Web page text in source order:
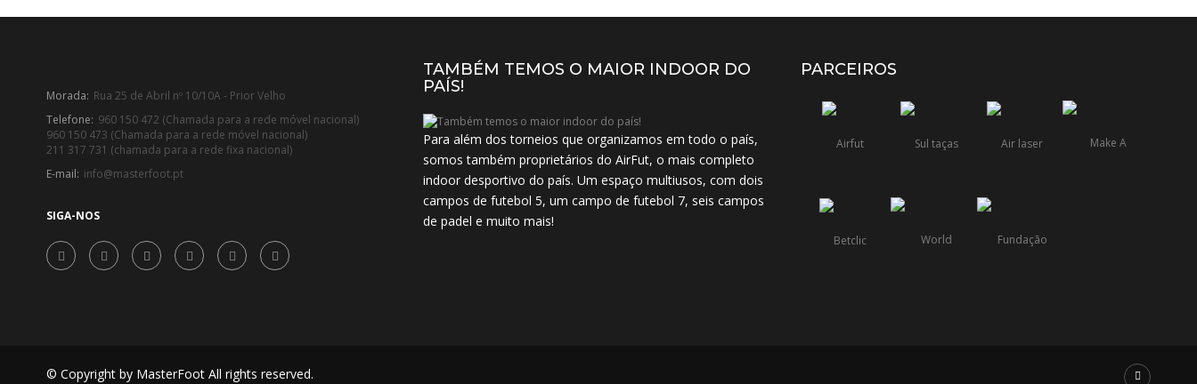
Morada: Rua 25 de Abril nº 10/10A - Prior Velho
Telefone: 960 150 472 (Chamada para a rede móvel nacional)
960 150 473 (Chamada para a rede móvel nacional)
211 317 731 (chamada para a rede fixa nacional)
E-mail: info@masterfoot.pt
SIGA-NOS
TAMBÉM TEMOS O MAIOR INDOOR DO
PAÍS!
Para além dos torneios que organizamos em todo o país,
somos também proprietários do AirFut, o mais completo
indoor desportivo do país. Um espaço multiusos, com dois
campos de futebol 5, um campo de futebol 7, seis campos
de padel e muito mais!
PARCEIROS
© Copyright by MasterFoot All rights reserved.